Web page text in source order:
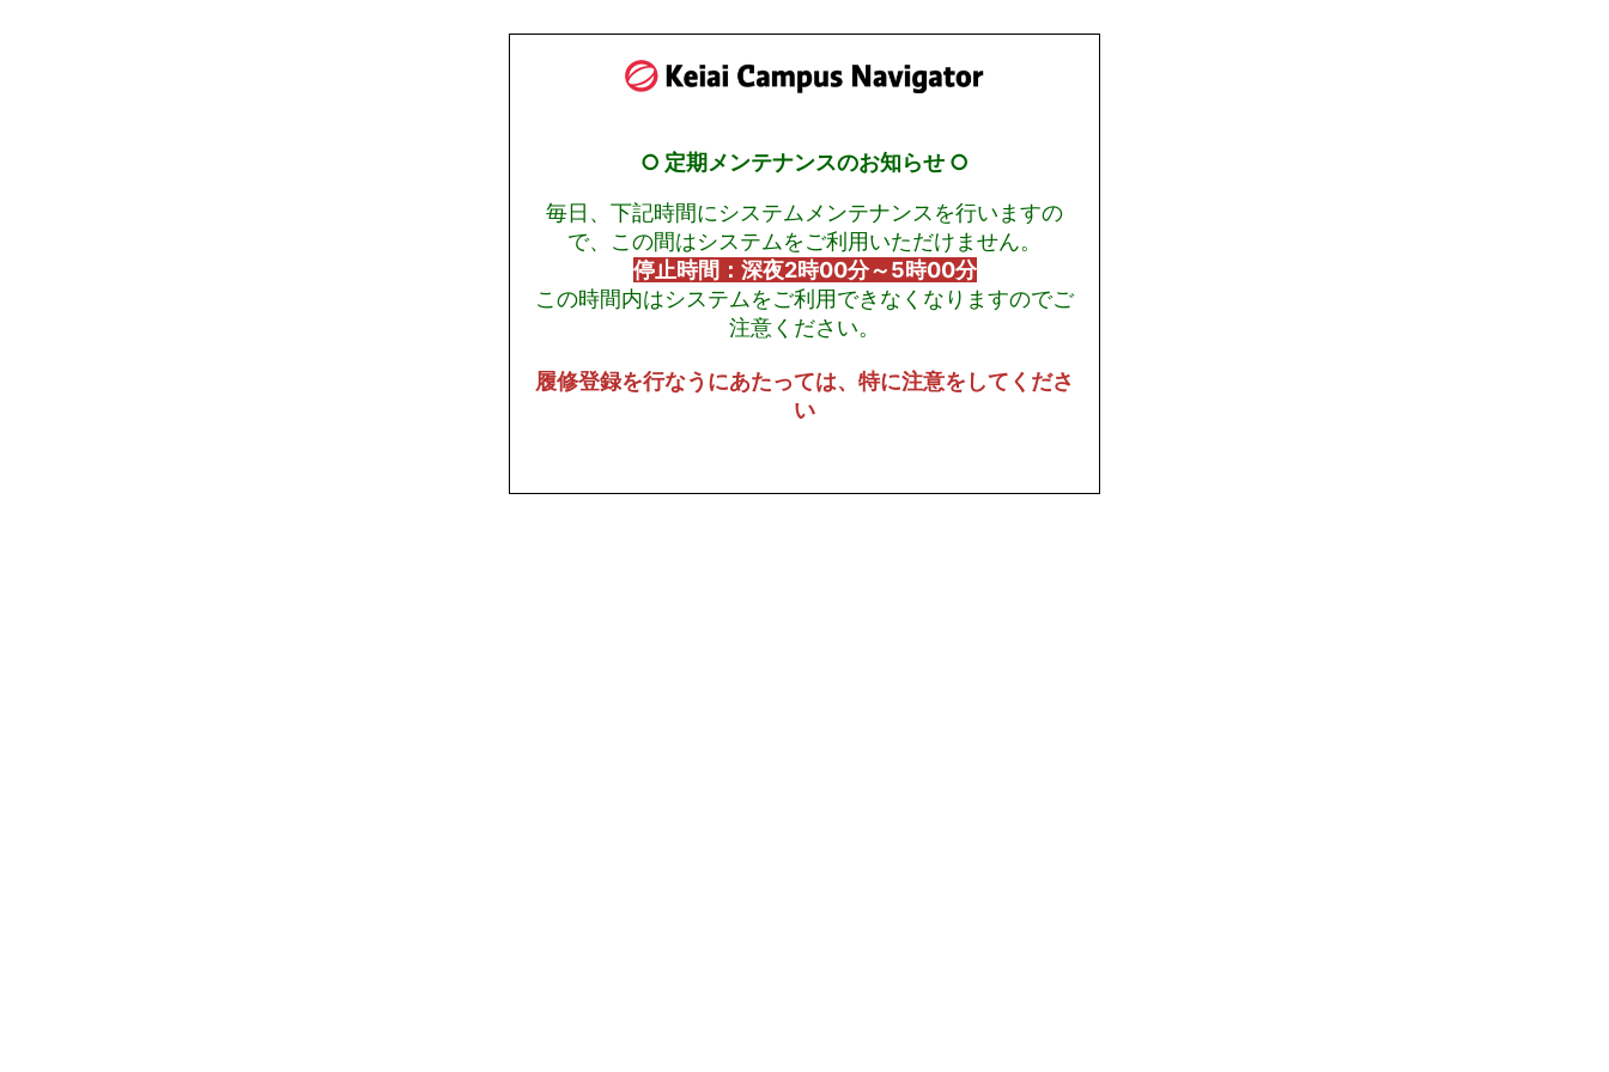
○ 定期メンテナンスのお知らせ ○
毎日、下記時間にシステムメンテナンスを行いますの
で、この間はシステムをご利用いただけません。
停止時間：深夜2時00分～5時00分
この時間内はシステムをご利用できなくなりますのでご
注意ください。
履修登録を行なうにあたっては、特に注意をしてくださ
い